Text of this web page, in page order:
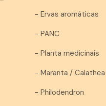
- Ervas aromáticas
- PANC
- Planta medicinais
- Maranta / Calathea
- Philodendron